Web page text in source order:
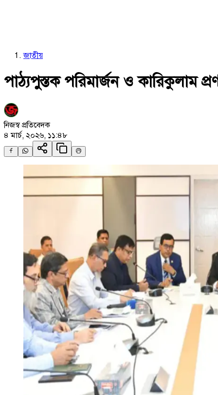
জাতীয়
পাঠ্যপুস্তক পরিমার্জন ও কারিকুলাম
নিজস্ব প্রতিবেদক
৪ মার্চ, ২০২৬, ১১:৪৮